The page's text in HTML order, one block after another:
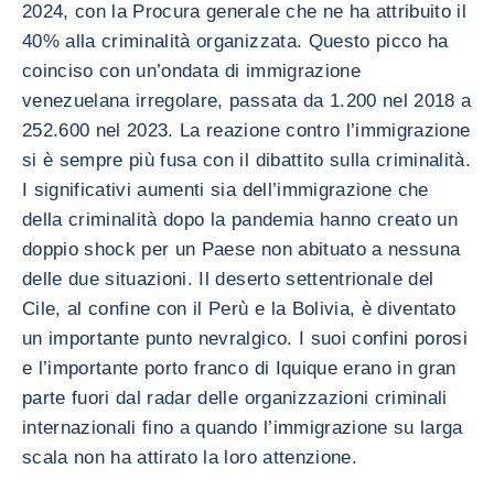
2024, con la Procura generale che ne ha attribuito il
40% alla criminalità organizzata. Questo picco ha
coinciso con un’ondata di immigrazione
venezuelana irregolare, passata da 1.200 nel 2018 a
252.600 nel 2023. La reazione contro l’immigrazione
si è sempre più fusa con il dibattito sulla criminalità.
I significativi aumenti sia dell’immigrazione che
della criminalità dopo la pandemia hanno creato un
doppio shock per un Paese non abituato a nessuna
delle due situazioni. Il deserto settentrionale del
Cile, al confine con il Perù e la Bolivia, è diventato
un importante punto nevralgico. I suoi confini porosi
e l’importante porto franco di Iquique erano in gran
parte fuori dal radar delle organizzazioni criminali
internazionali fino a quando l’immigrazione su larga
scala non ha attirato la loro attenzione.